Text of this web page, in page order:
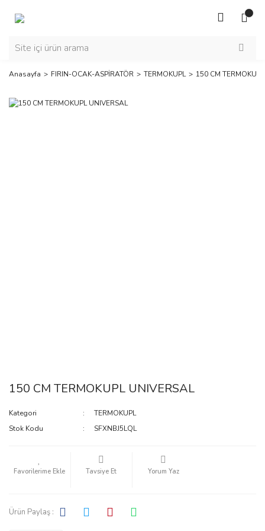
Anasayfa FIRIN-OCAK-ASPİRATÖR TERMOKUPL 150 CM
150 CM TERMOKUPL UNIVERSAL
Kategori
TERMOKUPL
Stok Kodu
SFXNBJ5LQL
Tavsiye Et Yorum Yaz
Ürün Paylaş :